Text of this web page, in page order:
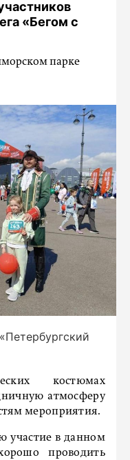
«Бегом с
парке
костюмах
атмосферу
мероприятия.
участие в данном
проводить